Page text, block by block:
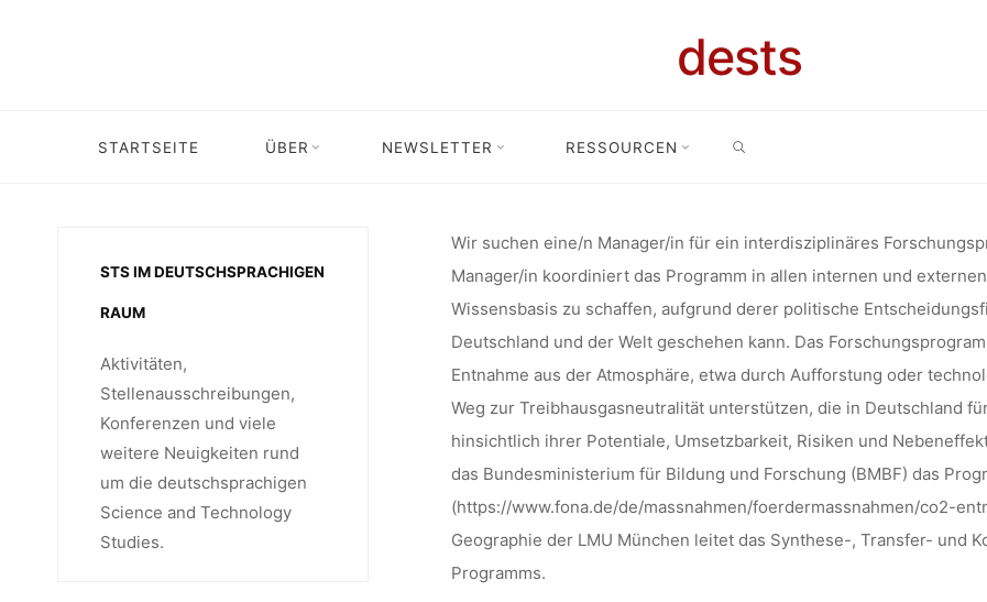
dests
STARTSEITE ÜBER NEWSLETTER RESSOURCEN
PROJEKTMANAGER
CDRTERRA DER
MAXIMILIANS-
MÜNCHEN (BIS ZU
(M/F/D)
HomeStellenangebot Stellenangebot: Projektmanagerin / Projektmanager für das Forschungsprogramm CDRterra der
Wir suchen eine/n Manager/in für ein interdisziplinäres
Manager/in koordiniert das Programm in allen internen und
Wissensbasis zu schaffen, aufgrund derer politische
Deutschland und der Welt geschehen kann. Das
Entnahme aus der Atmosphäre, etwa durch Aufforstung oder
Weg zur Treibhausgasneutralität unterstützen, die in Deutschland
hinsichtlich ihrer Potentiale, Umsetzbarkeit, Risiken und
das Bundesministerium für Bildung und Forschung (BMBF) das
(https://www.fona.de/de/massnahmen/foerdermassnahmen/co2-
Geographie der LMU München leitet das Synthese-, Transfer- und
Programms.
STS IM DEUTSCHSPRACHIGEN
RAUM
Aktivitäten,
Stellenausschreibungen,
Konferenzen und viele
weitere Neuigkeiten rund
um die deutschsprachigen
Science and Technology
Studies.